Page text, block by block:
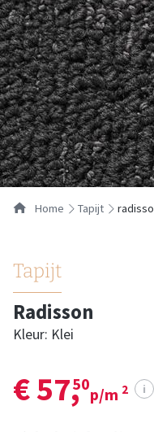
Home tapijt
Tapijt
Radisson
Kleur: Klei
€ 57,
50
p/m 2 i